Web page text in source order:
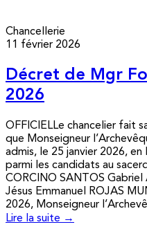
Chancellerie
11 février 2026
Décret de Mgr
2026
OFFICIELLe chancelier fait
que Monseigneur
admis, le 25 janvier 2026,
parmi les candidats au
CORCINO SANTOS
Jésus Emmanuel ROJAS
2026, Monseigneur
Lire la suite →